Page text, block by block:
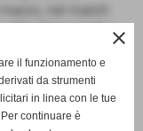
nel match
3 Mengoni, 4
8 Furcas, 9
14 Gaggini.
close
il funzionamento e
da strumenti
in linea con le tue
continuare è